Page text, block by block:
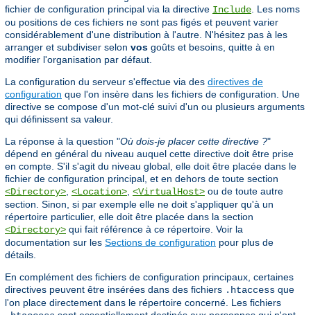
fichier de configuration principal via la directive Include . Les noms
ou positions de ces fichiers ne sont pas figés et peuvent varier
considérablement d'une distribution à l'autre. N'hésitez pas à les
arranger et subdiviser selon vos goûts et besoins, quitte à en
modifier l'organisation par défaut.
La configuration du serveur s'effectue via des directives de
configuration que l'on insère dans les fichiers de configuration. Une
directive se compose d'un mot-clé suivi d'un ou plusieurs arguments
qui définissent sa valeur.
La réponse à la question "Où dois-je placer cette directive ?"
dépend en général du niveau auquel cette directive doit être prise
en compte. S'il s'agit du niveau global, elle doit être placée dans le
fichier de configuration principal, et en dehors de toute section
<Directory> <Location> <VirtualHost> ou de toute autre
section. Sinon, si par exemple elle ne doit s'appliquer qu'à un
répertoire particulier, elle doit être placée dans la section
<Directory> qui fait référence à ce répertoire. Voir la
documentation sur les Sections de configuration pour plus de
détails.
En complément des fichiers de configuration principaux, certaines
directives peuvent être insérées dans des fichiers .htaccess que
l'on place directement dans le répertoire concerné. Les fichiers